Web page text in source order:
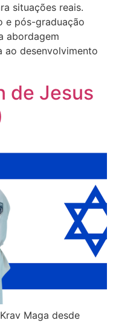
situações reais.
e pós-graduação
abordagem
ao desenvolvimento
de Jesus
Maga desde